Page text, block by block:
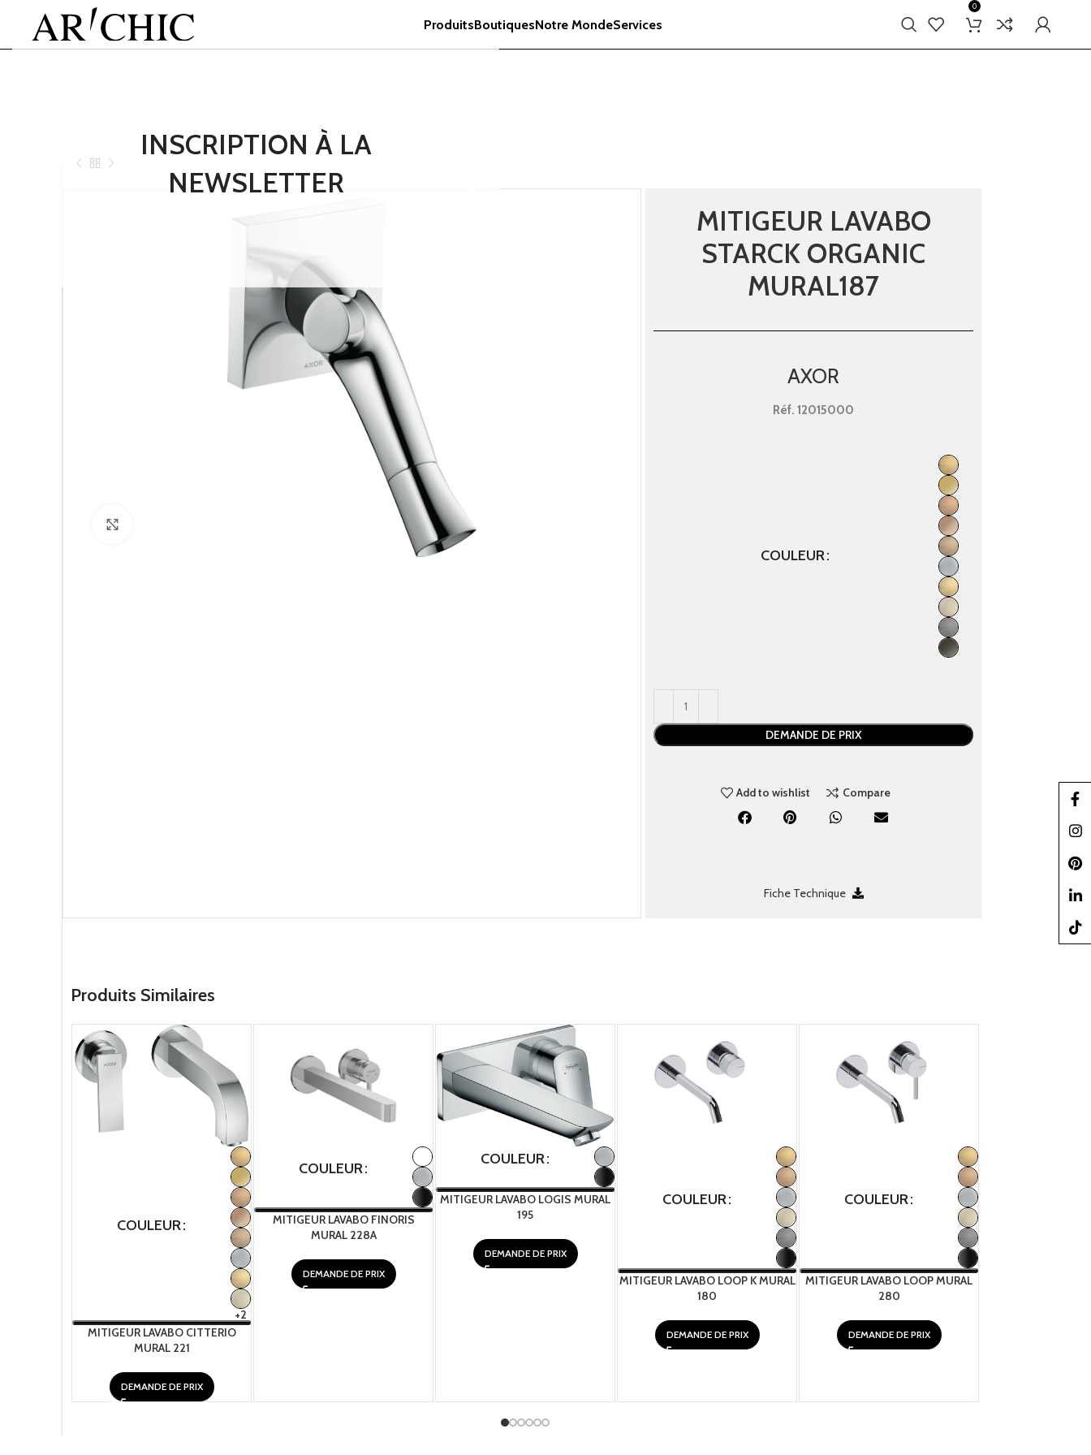
INSCRIPTION À LA
NEWSLETTER
ProduitsBoutiquesNotre MondeServices
0
MITIGEUR LAVABO
STARCK ORGANIC
MURAL187
AXOR
Réf.12015000
COULEUR
DEMANDE DE PRIX
Add to wishlist Compare
Fiche Technique
Produits Similaires
COULEUR
+2
MITIGEUR LAVABO CITTERIO
MURAL 221
DEMANDE DE PRIX
COULEUR
MITIGEUR LAVABO FINORIS
MURAL 228A
DEMANDE DE PRIX
COULEUR
MITIGEUR LAVABO LOGIS MURAL
195
DEMANDE DE PRIX
COULEUR
MITIGEUR LAVABO LOOP K MURAL
180
DEMANDE DE PRIX
COULEUR
MITIGEUR LAVABO LOOP MURAL
280
DEMANDE DE PRIX